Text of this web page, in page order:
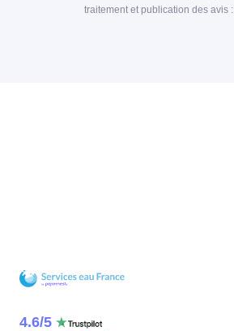
traitement et publication des avis :
4.6/5